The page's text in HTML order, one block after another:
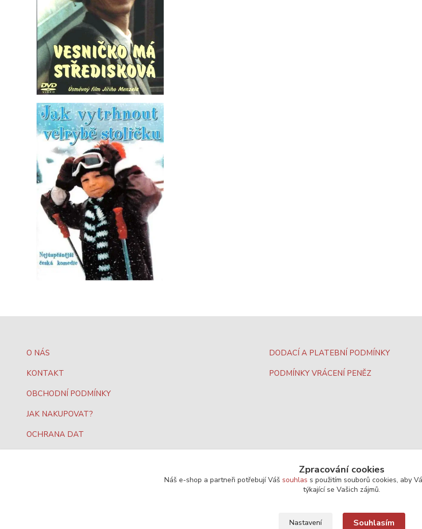
O NÁS
KONTAKT
OBCHODNÍ PODMÍNKY
JAK NAKUPOVAT?
OCHRANA DAT
DODACÍ A PLATEBNÍ PODMÍNKY
PODMÍNKY VRÁCENÍ PENĚZ
Zpracování cookies
Náš e-shop a partneři potřebují Váš souhlas s použitím souborů cookies, aby
týkající se Vašich zájmů.
Nastavení Souhlasím